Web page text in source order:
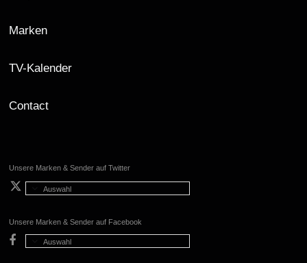
Marken
TV-Kalender
Contact
Unsere Marken & Sender auf Twitter
Auswahl
Unsere Marken & Sender auf Facebook
Auswahl